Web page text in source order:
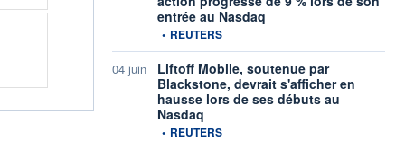
entrée au Nasdaq
information fournie par
• REUTERS
04 juin
Liftoff Mobile, soutenue par
Blackstone, devrait s'afficher en
hausse lors de ses débuts au
Nasdaq
information fournie par
• REUTERS